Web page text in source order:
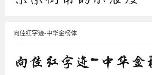
向佳红字迹-中华金榜体